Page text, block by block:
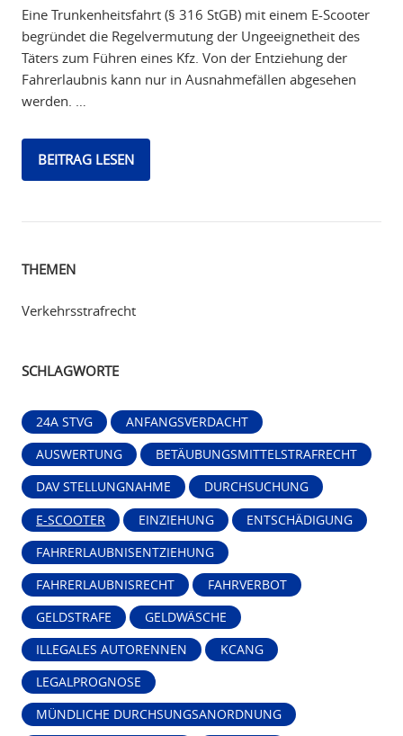
Eine Trunkenheitsfahrt (§ 316 StGB) mit einem E-Scooter
begründet die Regelvermutung der Ungeeignetheit des
Täters zum Führen eines Kfz. Von der Entziehung der
Fahrerlaubnis kann nur in Ausnahmefällen abgesehen
werden. …
BEITRAG LESEN
THEMEN
Verkehrsstrafrecht
SCHLAGWORTE
24A STVG ANFANGSVERDACHT
AUSWERTUNG BETÄUBUNGSMITTELSTRAFRECHT
DAV STELLUNGNAHME DURCHSUCHUNG
E-SCOOTER EINZIEHUNG ENTSCHÄDIGUNG
FAHRERLAUBNISENTZIEHUNG
FAHRERLAUBNISRECHT FAHRVERBOT
GELDSTRAFE GELDWÄSCHE
ILLEGALES AUTORENNEN KCANG
LEGALPROGNOSE
MÜNDLICHE DURCHSUNGSANORDNUNG